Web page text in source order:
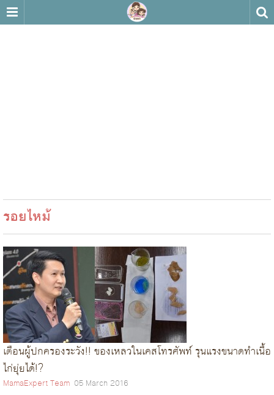
รอยไหม้
เตือนผู้ปกครองระวัง!! ของเหลวในเคสโทรศัพท์ รุนแรงขนาดทำเนื้อ
ไก่ยุ่ยได้!?
MamaExpert Team 05 March 2016